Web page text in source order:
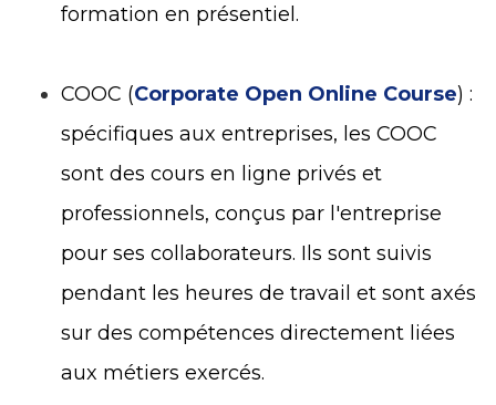
formation en présentiel.
COOC (Corporate Open Online Course) :
spécifiques aux entreprises, les COOC
sont des cours en ligne privés et
professionnels, conçus par l'entreprise
pour ses collaborateurs. Ils sont suivis
pendant les heures de travail et sont axés
sur des compétences directement liées
aux métiers exercés.